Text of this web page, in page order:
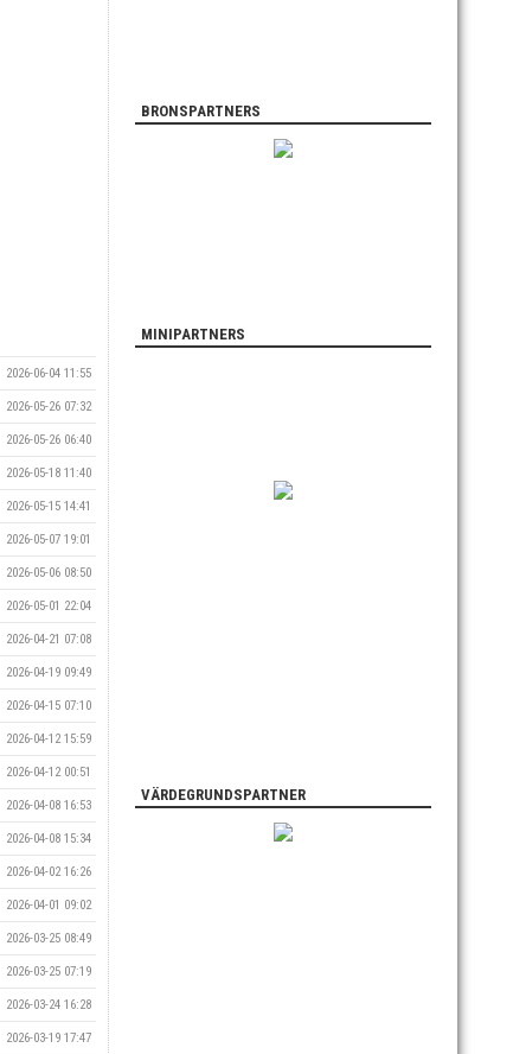
2026-06-04 11:55
2026-05-26 07:32
2026-05-26 06:40
2026-05-18 11:40
2026-05-15 14:41
2026-05-07 19:01
2026-05-06 08:50
2026-05-01 22:04
2026-04-21 07:08
2026-04-19 09:49
2026-04-15 07:10
2026-04-12 15:59
2026-04-12 00:51
2026-04-08 16:53
2026-04-08 15:34
2026-04-02 16:26
2026-04-01 09:02
2026-03-25 08:49
2026-03-25 07:19
2026-03-24 16:28
2026-03-19 17:47
BRONSPARTNERS
MINIPARTNERS
VÄRDEGRUNDSPARTNER